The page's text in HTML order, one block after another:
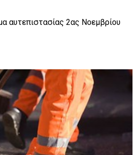
αυτεπιστασίας 2ας Νοεμβρίου